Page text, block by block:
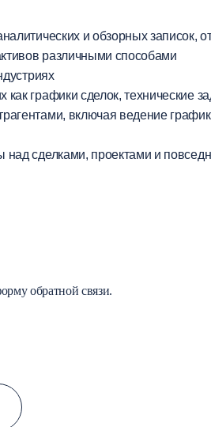
и обзорных записок,
различными способами
графики сделок, технические
включая ведение
сделками, проектами и
обратной связи.